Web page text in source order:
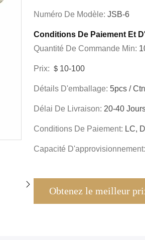
Numéro De Modèle: JSB-6
Conditions De Paiement Et
Quantité De Commande Min:
Prix: ＄10-100
Détails D'emballage: 5pcs / Ctn
Délai De Livraison: 20-40
Conditions De Paiement: LC,
Capacité D'approvisionnement:
Obtenez le meilleur